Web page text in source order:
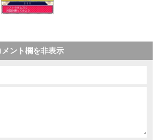
メント欄を非表示